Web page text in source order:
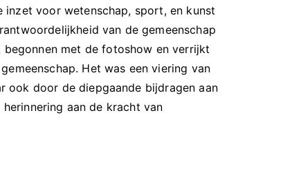
voor wetenschap, sport, en kunst
van de gemeenschap
met de fotoshow en verrijkt
Het was een viering van
ook door de diepgaande bijdragen aan
aan de kracht van